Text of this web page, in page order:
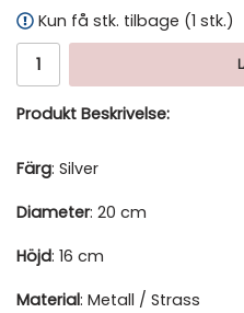
Kun få stk. tilbage (1 stk.)
Produkt Beskrivelse:
Färg: Silver
Diameter: 20 cm
Höjd: 16 cm
Material: Metall / Strass